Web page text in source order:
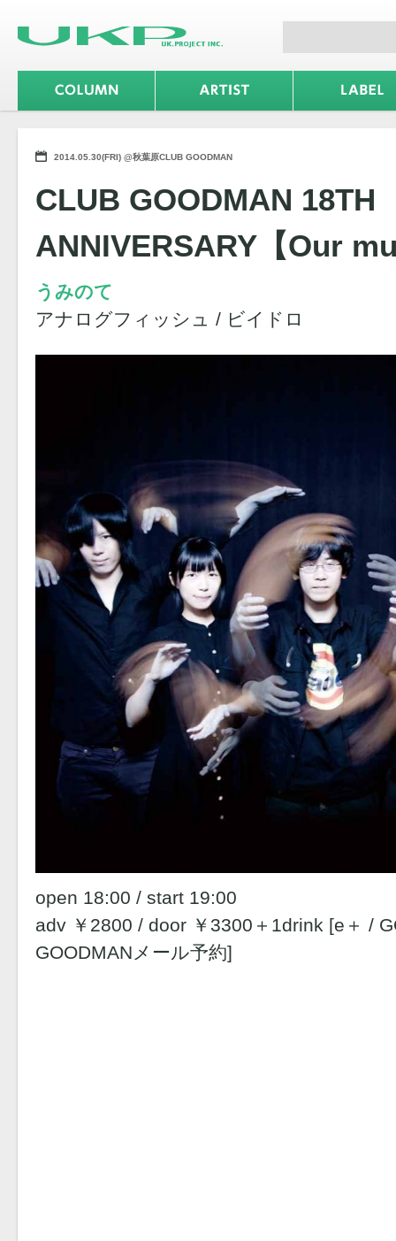
2014.05.30(FRI) @秋葉原CLUB GOODMAN
CLUB GOODMAN 18TH
ANNIVERSARY【Our
うみのて
アナログフィッシュ / ビイドロ
open 18:00 / start 19:00
adv ￥2800 / door ￥3300＋1drink [e＋ /
GOODMANメール予約]